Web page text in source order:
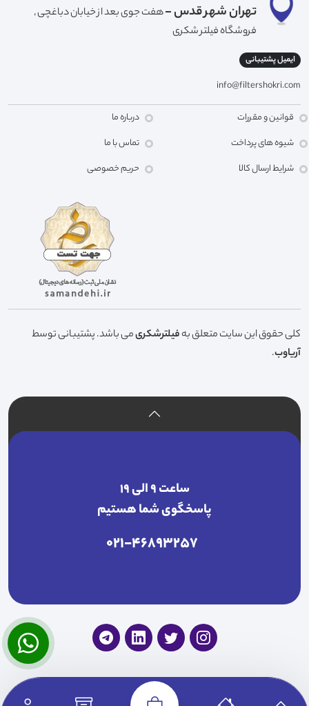
تهران شهر قدس -هفت جوی بعد از خیابان دباغچی ,
فروشگاه فیلتر شکری
ایمیل پشتیبانی
info@filtershokri.com
قوانین و مقررات
شیوه های پرداخت
شرایط ارسال کالا
درباره ما
تماس با ما
حریم خصوصی
کلی حقوق این سایت متعلق بهفیلترشکریمی باشد. پشتیبانی توسط
آریاوب.
ساعت ۹ الی ۱۹
پاسخگوی شما هستیم
021-46893257